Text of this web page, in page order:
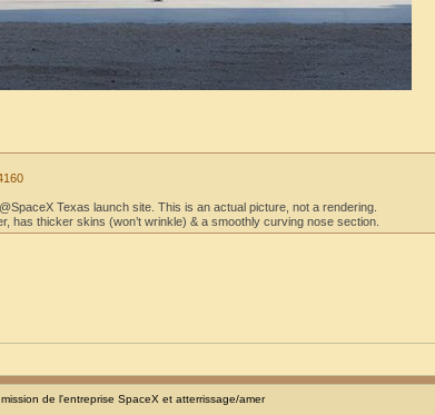
Texas launch site. This is an actual picture, not a rendering.
has thicker skins (won’t wrinkle) & a smoothly curving nose section.
de l'entreprise SpaceX et atterrissage/amer